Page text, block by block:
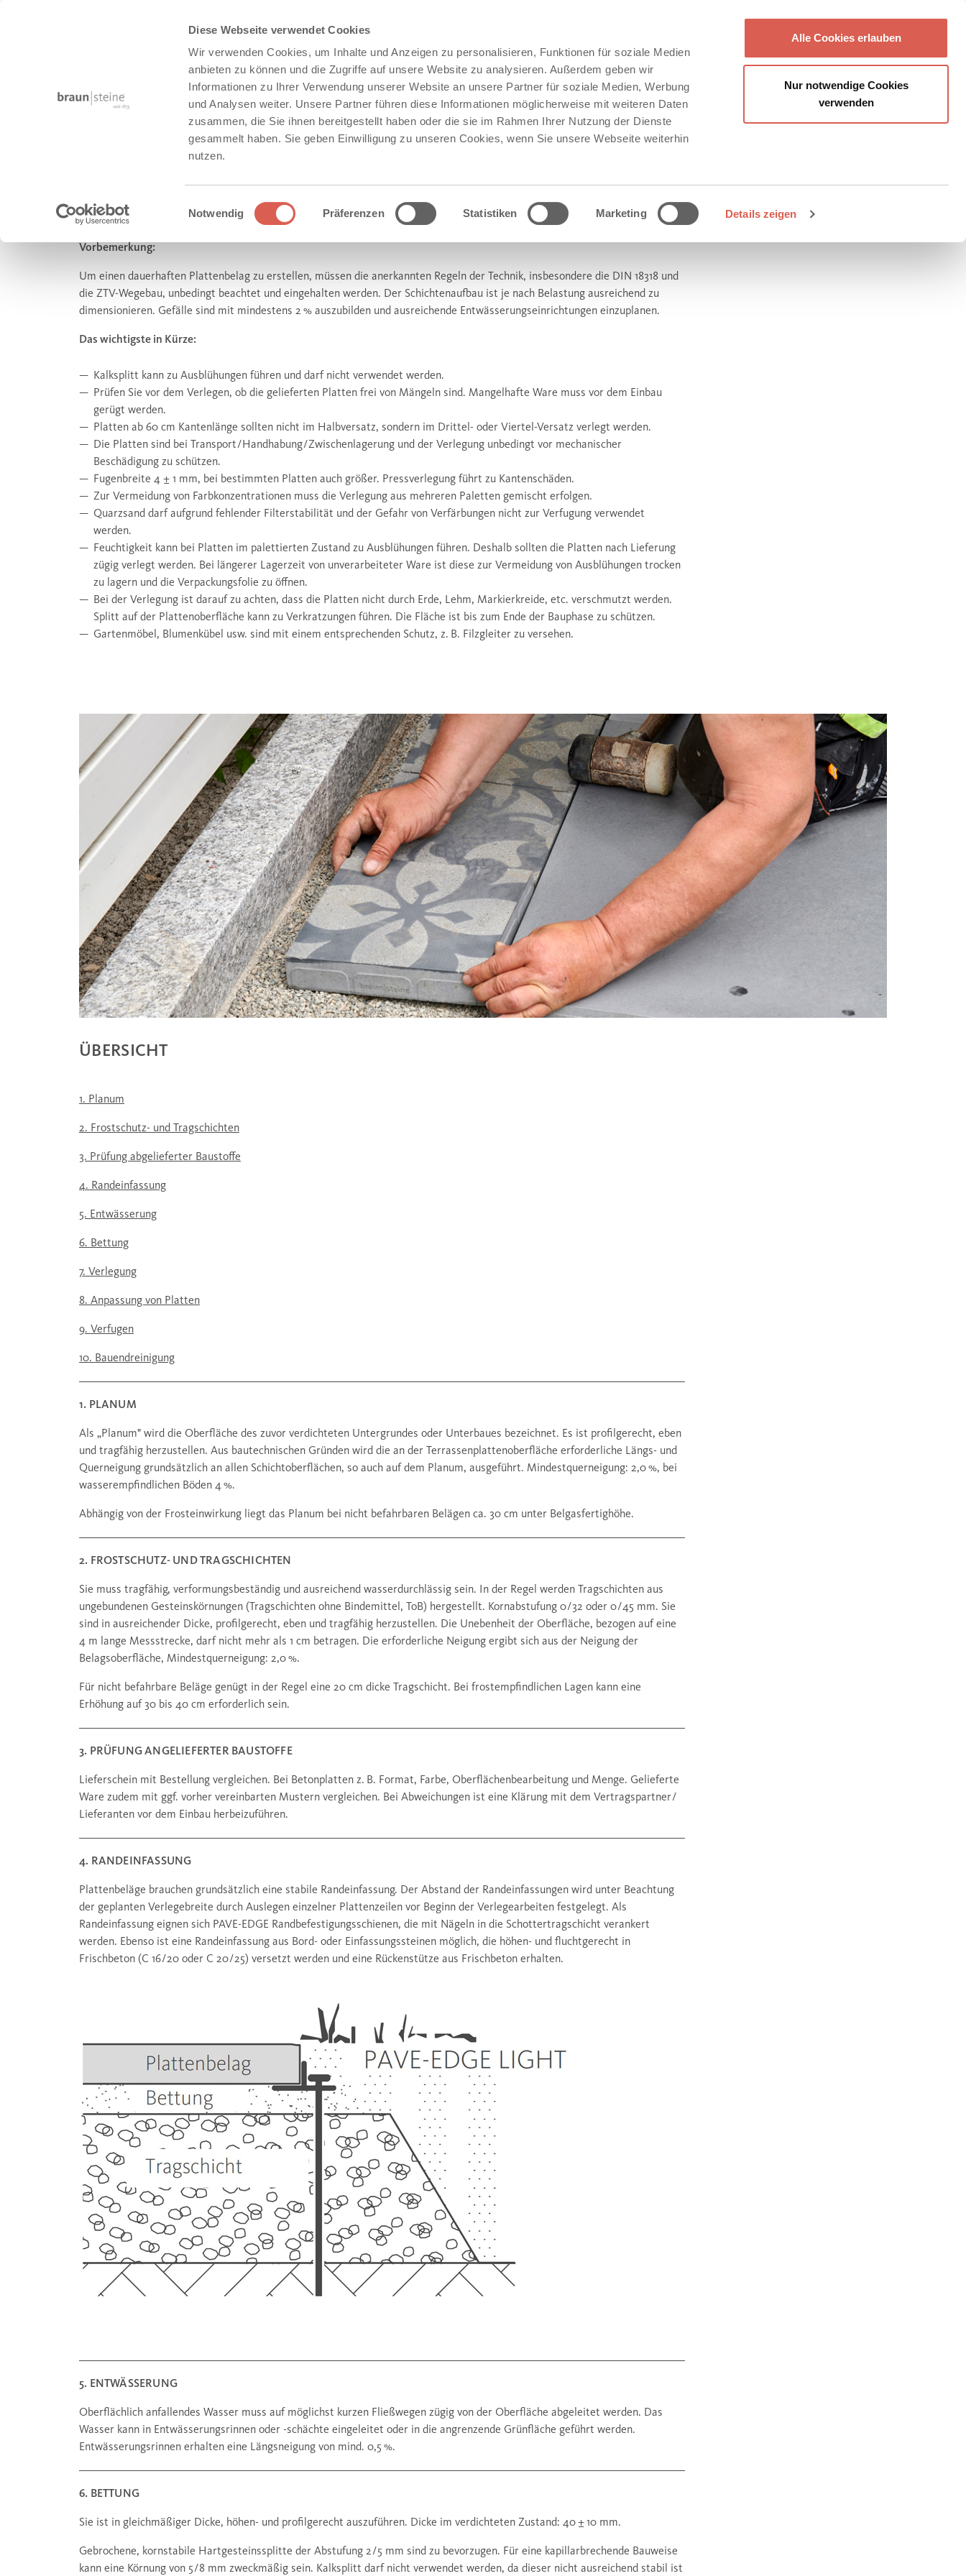
Diese Webseite verwendet Cookies
Wir verwenden Cookies, um Inhalte und Anzeigen zu personalisieren, Funktionen für soziale Medien
anbieten zu können und die Zugriffe auf unsere Website zu analysieren. Außerdem geben wir
Informationen zu Ihrer Verwendung unserer Website an unsere Partner für soziale Medien, Werbung
und Analysen weiter. Unsere Partner führen diese Informationen möglicherweise mit weiteren Daten
zusammen, die Sie ihnen bereitgestellt haben oder die sie im Rahmen Ihrer Nutzung der Dienste
gesammelt haben. Sie geben Einwilligung zu unseren Cookies, wenn Sie unsere Webseite weiterhin
nutzen.
Einwilligungsauswahl
Notwendig Präferenzen Statistiken Marketing Details zeigen
Alle Cookies erlauben
Nur notwendige Cookies
verwenden
Bau-Tipps Terrassenplatten
10 REGELN FÜR DIE FACHGERECHTE VERLEGUNG VON
TERRASSENPLATTEN
Vorbemerkung:
Um einen dauerhaften Plattenbelag zu erstellen, müssen die anerkannten Regeln der Technik, insbesondere die DIN 18318 und
die ZTV-Wegebau, unbedingt beachtet und eingehalten werden. Der Schichtenaufbau ist je nach Belastung ausreichend zu
dimensionieren. Gefälle sind mit mindestens 2 % auszubilden und ausreichende Entwässerungseinrichtungen einzuplanen.
Das wichtigste in Kürze:
Kalksplitt kann zu Ausblühungen führen und darf nicht verwendet werden.
Prüfen Sie vor dem Verlegen, ob die gelieferten Platten frei von Mängeln sind. Mangelhafte Ware muss vor dem Einbau
gerügt werden.
Platten ab 60 cm Kantenlänge sollten nicht im Halbversatz, sondern im Drittel- oder Viertel-Versatz verlegt werden.
Die Platten sind bei Transport / Handhabung / Zwischenlagerung und der Verlegung unbedingt vor mechanischer
Beschädigung zu schützen.
Fugenbreite 4 ± 1 mm, bei bestimmten Platten auch größer. Pressverlegung führt zu Kantenschäden.
Zur Vermeidung von Farbkonzentrationen muss die Verlegung aus mehreren Paletten gemischt erfolgen.
Quarzsand darf aufgrund fehlender Filterstabilität und der Gefahr von Verfärbungen nicht zur Verfugung verwendet
werden.
Feuchtigkeit kann bei Platten im palettierten Zustand zu Ausblühungen führen. Deshalb sollten die Platten nach Lieferung
zügig verlegt werden. Bei längerer Lagerzeit von unverarbeiteter Ware ist diese zur Vermeidung von Ausblühungen trocken
zu lagern und die Verpackungsfolie zu öffnen.
Bei der Verlegung ist darauf zu achten, dass die Platten nicht durch Erde, Lehm, Markierkreide, etc. verschmutzt werden.
Splitt auf der Plattenoberfläche kann zu Verkratzungen führen. Die Fläche ist bis zum Ende der Bauphase zu schützen.
Gartenmöbel, Blumenkübel usw. sind mit einem entsprechenden Schutz, z. B. Filzgleiter zu versehen.
ÜBERSICHT
1. Planum
2. Frostschutz- und Tragschichten
3. Prüfung abgelieferter Baustoffe
4. Randeinfassung
5. Entwässerung
6. Bettung
7. Verlegung
8. Anpassung von Platten
9. Verfugen
10. Bauendreinigung
1. PLANUM
Als „Planum" wird die Oberfläche des zuvor verdichteten Untergrundes oder Unterbaues bezeichnet. Es ist profilgerecht, eben
und tragfähig herzustellen. Aus bautechnischen Gründen wird die an der Terrassenplattenoberfläche erforderliche Längs- und
Querneigung grundsätzlich an allen Schichtoberflächen, so auch auf dem Planum, ausgeführt. Mindestquerneigung: 2,0 %, bei
wasserempfindlichen Böden 4 %.
Abhängig von der Frosteinwirkung liegt das Planum bei nicht befahrbaren Belägen ca. 30 cm unter Belgasfertighöhe.
2. FROSTSCHUTZ- UND TRAGSCHICHTEN
Sie muss tragfähig, verformungsbeständig und ausreichend wasserdurchlässig sein. In der Regel werden Tragschichten aus
ungebundenen Gesteinskörnungen (Tragschichten ohne Bindemittel, ToB) hergestellt. Kornabstufung 0 / 32 oder 0 / 45 mm. Sie
sind in ausreichender Dicke, profilgerecht, eben und tragfähig herzustellen. Die Unebenheit der Oberfläche, bezogen auf eine
4 m lange Messstrecke, darf nicht mehr als 1 cm betragen. Die erforderliche Neigung ergibt sich aus der Neigung der
Belagsoberfläche, Mindestquerneigung: 2,0 %.
Für nicht befahrbare Beläge genügt in der Regel eine 20 cm dicke Tragschicht. Bei frostempfindlichen Lagen kann eine
Erhöhung auf 30 bis 40 cm erforderlich sein.
3. PRÜFUNG ANGELIEFERTER BAUSTOFFE
Lieferschein mit Bestellung vergleichen. Bei Betonplatten z. B. Format, Farbe, Oberflächenbearbeitung und Menge. Gelieferte
Ware zudem mit ggf. vorher vereinbarten Mustern vergleichen. Bei Abweichungen ist eine Klärung mit dem Vertragspartner /
Lieferanten vor dem Einbau herbeizuführen.
4. RANDEINFASSUNG
Plattenbeläge brauchen grundsätzlich eine stabile Randeinfassung. Der Abstand der Randeinfassungen wird unter Beachtung
der geplanten Verlegebreite durch Auslegen einzelner Plattenzeilen vor Beginn der Verlegearbeiten festgelegt. Als
Randeinfassung eignen sich PAVE-EDGE Randbefestigungsschienen, die mit Nägeln in die Schottertragschicht verankert
werden. Ebenso ist eine Randeinfassung aus Bord- oder Einfassungssteinen möglich, die höhen- und fluchtgerecht in
Frischbeton (C 16 / 20 oder C 20 / 25) versetzt werden und eine Rückenstütze aus Frischbeton erhalten.
5. ENTWÄSSERUNG
Oberflächlich anfallendes Wasser muss auf möglichst kurzen Fließwegen zügig von der Oberfläche abgeleitet werden. Das
Wasser kann in Entwässerungsrinnen oder -schächte eingeleitet oder in die angrenzende Grünfläche geführt werden.
Entwässerungsrinnen erhalten eine Längsneigung von mind. 0,5 %.
6. BETTUNG
Sie ist in gleichmäßiger Dicke, höhen- und profilgerecht auszuführen. Dicke im verdichteten Zustand: 40 ± 10 mm.
Gebrochene, kornstabile Hartgesteinssplitte der Abstufung 2 / 5 mm sind zu bevorzugen. Für eine kapillarbrechende Bauweise
kann eine Körnung von 5 / 8 mm zweckmäßig sein. Kalksplitt darf nicht verwendet werden, da dieser nicht ausreichend stabil ist